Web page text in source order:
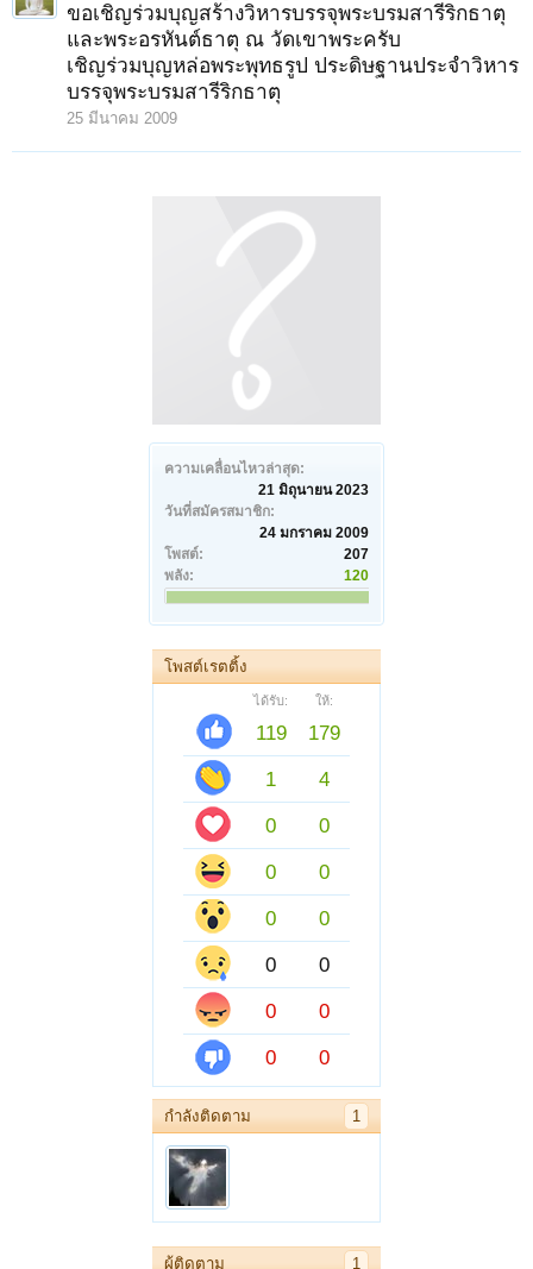
ความเคลื่อนไหวล่าสุด:
21 มิถุนายน 2023
วันที่สมัครสมาชิก:
24 มกราคม 2009
โพสต์:
207
พลัง:
120
โพสต์เรตติ้ง
ได้รับ: ให้:
119
179
1
4
0
0
0
0
0
0
0
0
0
0
0
0
กำลังติดตาม 1
ผู้ติดตาม 1
ขอเชิญร่วมบุญสร้างวิหารบรรจุพระบรมสารีริกธาตุ
และพระอรหันต์ธาตุ ณ วัดเขาพระครับ
เชิญร่วมบุญหล่อพระพุทธรูป ประดิษฐานประจำวิหาร
บรรจุพระบรมสารีริกธาตุ
25 มีนาคม 2009